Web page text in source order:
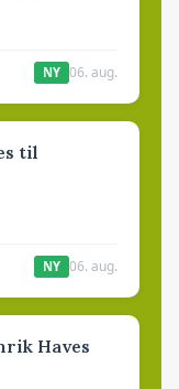
NY 06. aug.
til
NY 06. aug.
Haves